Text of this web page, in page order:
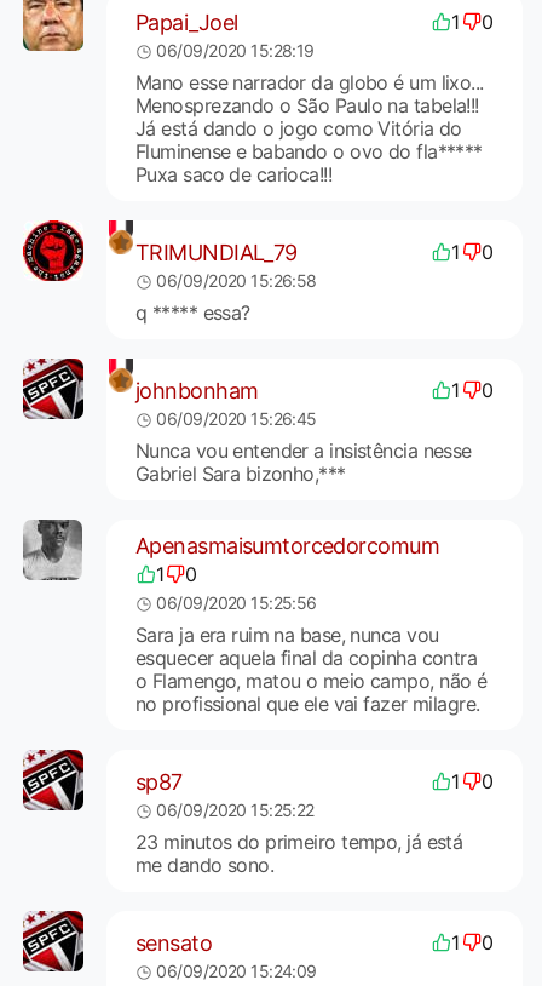
Papai_Joel 1 0
06/09/2020 15:28:19
Mano esse narrador da globo é um lixo...
Menosprezando o São Paulo na tabela!!!
Já está dando o jogo como Vitória do
Fluminense e babando o ovo do fla*****
Puxa saco de carioca!!!
TRIMUNDIAL_79 1 0
06/09/2020 15:26:58
q ***** essa?
johnbonham 1 0
06/09/2020 15:26:45
Nunca vou entender a insistência nesse
Gabriel Sara bizonho,***
Apenasmaisumtorcedorcomum
1 0
06/09/2020 15:25:56
Sara ja era ruim na base, nunca vou
esquecer aquela final da copinha contra
o Flamengo, matou o meio campo, não é
no profissional que ele vai fazer milagre.
sp87 1 0
06/09/2020 15:25:22
23 minutos do primeiro tempo, já está
me dando sono.
sensato 1 0
06/09/2020 15:24:09